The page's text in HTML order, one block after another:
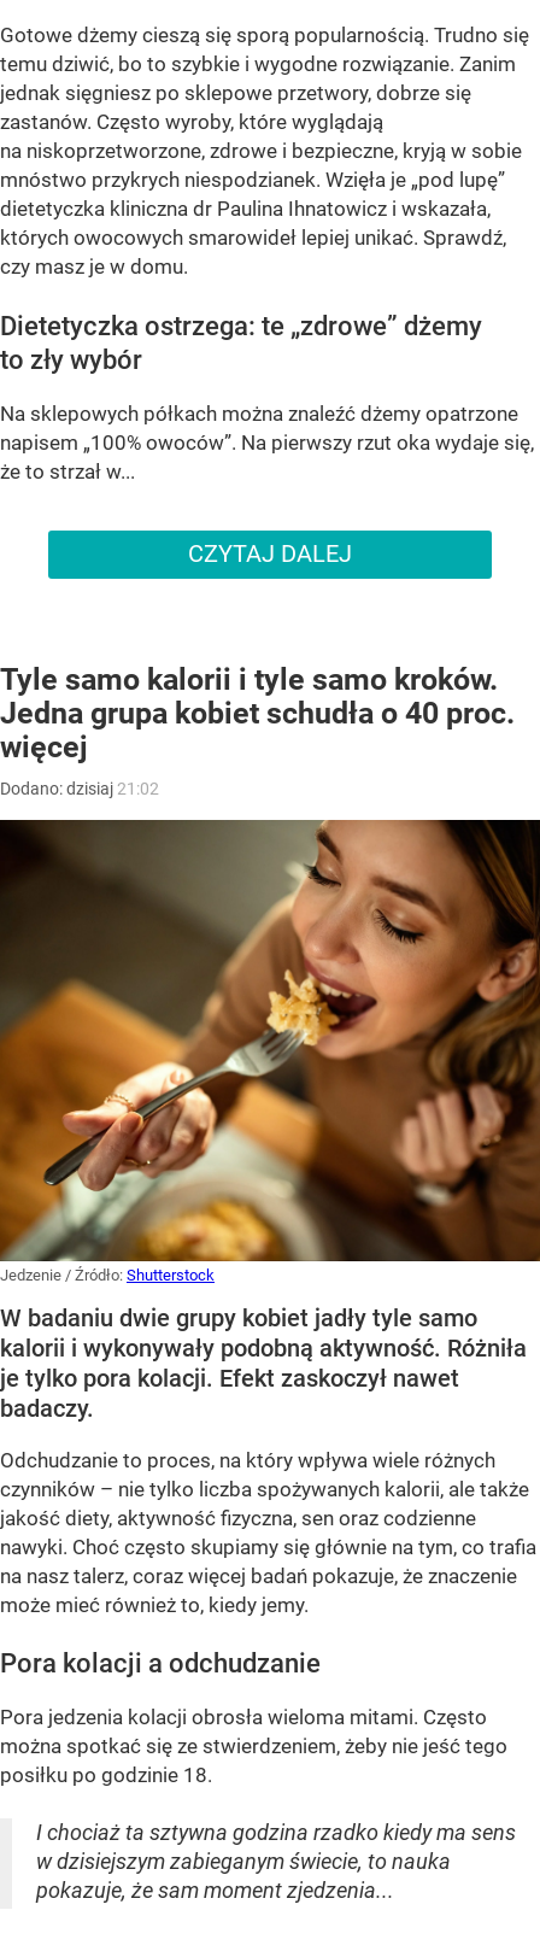
Gotowe dżemy cieszą się sporą popularnością. Trudno się
temu dziwić, bo to szybkie i wygodne rozwiązanie. Zanim
jednak sięgniesz po sklepowe przetwory, dobrze się
zastanów. Często wyroby, które wyglądają
na niskoprzetworzone, zdrowe i bezpieczne, kryją w sobie
mnóstwo przykrych niespodzianek. Wzięła je „pod lupę”
dietetyczka kliniczna dr Paulina Ihnatowicz i wskazała,
których owocowych smarowideł lepiej unikać. Sprawdź,
czy masz je w domu.
Dietetyczka ostrzega: te „zdrowe” dżemy
to zły wybór
Na sklepowych półkach można znaleźć dżemy opatrzone
napisem „100% owoców”. Na pierwszy rzut oka wydaje się,
że to strzał w...
CZYTAJ DALEJ
Tyle samo kalorii i tyle samo kroków.
Jedna grupa kobiet schudła o 40 proc.
więcej
Dodano:dzisiaj 21:02
Jedzenie / Źródło: Shutterstock
W badaniu dwie grupy kobiet jadły tyle samo
kalorii i wykonywały podobną aktywność. Różniła
je tylko pora kolacji. Efekt zaskoczył nawet
badaczy.
Odchudzanie to proces, na który wpływa wiele różnych
czynników – nie tylko liczba spożywanych kalorii, ale także
jakość diety, aktywność fizyczna, sen oraz codzienne
nawyki. Choć często skupiamy się głównie na tym, co trafia
na nasz talerz, coraz więcej badań pokazuje, że znaczenie
może mieć również to, kiedy jemy.
Pora kolacji a odchudzanie
Pora jedzenia kolacji obrosła wieloma mitami. Często
można spotkać się ze stwierdzeniem, żeby nie jeść tego
posiłku po godzinie 18.
I chociaż ta sztywna godzina rzadko kiedy ma sens
w dzisiejszym zabieganym świecie, to nauka
pokazuje, że sam moment zjedzenia...